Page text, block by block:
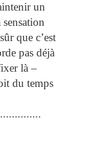
un
que c’est
pas déjà
là –
du temps